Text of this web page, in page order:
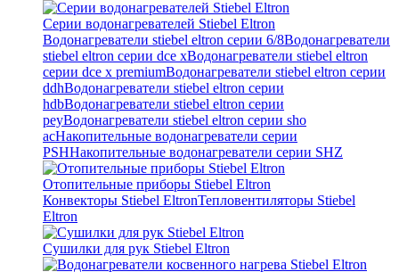
Серии водонагревателей Stiebel Eltron
Водонагреватели stiebel eltron серии 6/8Водонагреватели
stiebel eltron серии dce xВодонагреватели stiebel eltron
серии dce x premiumВодонагреватели stiebel eltron серии
ddhВодонагреватели stiebel eltron серии
hdbВодонагреватели stiebel eltron серии
peyВодонагреватели stiebel eltron серии sho
acНакопительные водонагреватели серии
PSHНакопительные водонагреватели серии SHZ
Отопительные приборы Stiebel Eltron
Конвекторы Stiebel EltronТепловентиляторы Stiebel
Eltron
Сушилки для рук Stiebel Eltron